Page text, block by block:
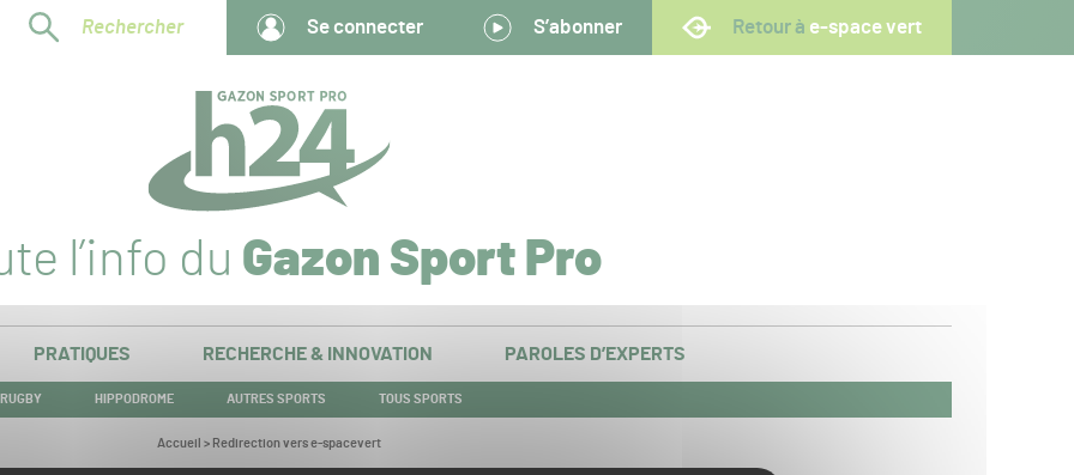
Rechercher Se connecter S’abonner Retour à e-space vert
l’info du Gazon Sport Pro
PRATIQUES RECHERCHE & INNOVATION PAROLES D’EXPERTS
RUGBY HIPPODROME AUTRES SPORTS TOUS SPORTS
Vous
Accueil > Redirection vers e-spacevert